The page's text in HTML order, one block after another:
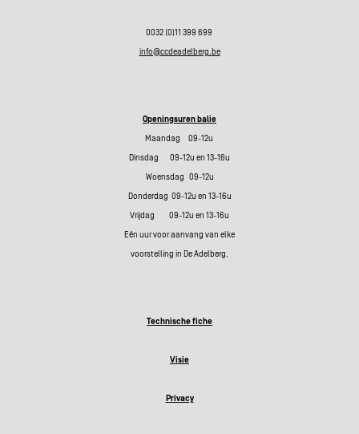
0032 (0)11 399 699
info@ccdeadelberg.be
Openingsuren balie
Maandag 09-12u
Dinsdag 09-12u en 13-16u
Woensdag 09-12u
Donderdag 09-12u en 13-16u
Vrijdag 09-12u en 13-16u
Eén uur voor aanvang van elke
voorstelling in De Adelberg.
Technische fiche
Visie
Privacy